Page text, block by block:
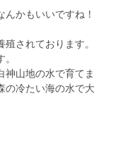
かもいいですね！
されております。
神山地の水で育てま
の冷たい海の水で大